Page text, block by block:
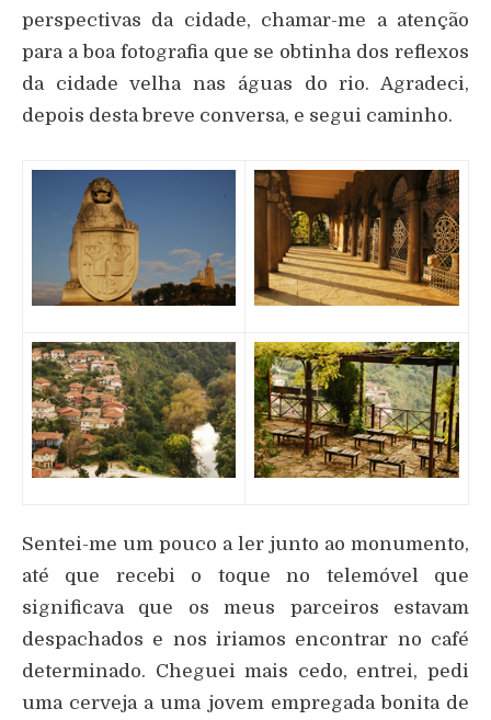
perspectivas da cidade, chamar-me a atenção
para a boa fotografia que se obtinha dos reflexos
da cidade velha nas águas do rio. Agradeci,
depois desta breve conversa, e segui caminho.
Sentei-me um pouco a ler junto ao monumento,
até que recebi o toque no telemóvel que
significava que os meus parceiros estavam
despachados e nos iriamos encontrar no café
determinado. Cheguei mais cedo, entrei, pedi
uma cerveja a uma jovem empregada bonita de